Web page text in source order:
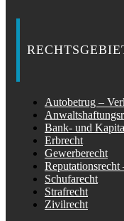
Autobetrug –
Bank- und
Erbrecht
Gewerberecht
Reputationsrecht
Schufarecht
Strafrecht
Zivilrecht